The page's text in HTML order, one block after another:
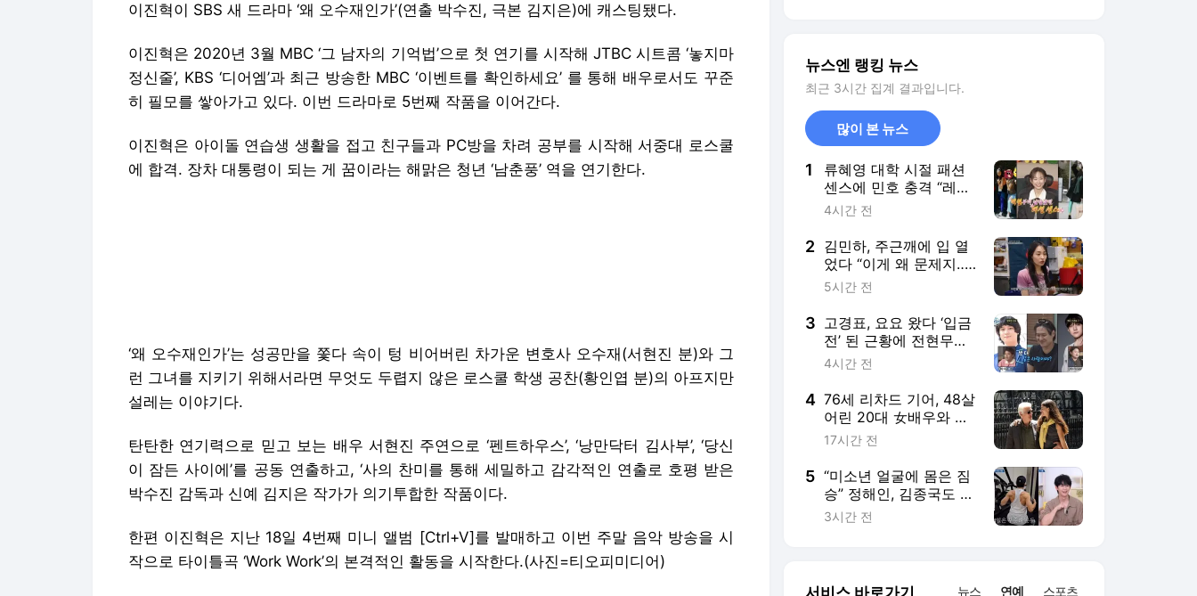
이진혁이 SBS 새 드라마 ‘왜 오수재인가’(연출 박수진, 극본 김지은)에 캐스팅됐다.
이진혁은 2020년 3월 MBC ‘그 남자의 기억법’으로 첫 연기를 시작해 JTBC 시트콤 ‘놓지마
정신줄’, KBS ‘디어엠’과 최근 방송한 MBC ‘이벤트를 확인하세요’ 를 통해 배우로서도 꾸준
히 필모를 쌓아가고 있다. 이번 드라마로 5번째 작품을 이어간다.
이진혁은 아이돌 연습생 생활을 접고 친구들과 PC방을 차려 공부를 시작해 서중대 로스쿨
에 합격. 장차 대통령이 되는 게 꿈이라는 해맑은 청년 ‘남춘풍’ 역을 연기한다.
‘왜 오수재인가’는 성공만을 쫓다 속이 텅 비어버린 차가운 변호사 오수재(서현진 분)와 그
런 그녀를 지키기 위해서라면 무엇도 두렵지 않은 로스쿨 학생 공찬(황인엽 분)의 아프지만
설레는 이야기다.
탄탄한 연기력으로 믿고 보는 배우 서현진 주연으로 ‘펜트하우스’, ‘낭만닥터 김사부’, ‘당신
이 잠든 사이에’를 공동 연출하고, ‘사의 찬미를 통해 세밀하고 감각적인 연출로 호평 받은
박수진 감독과 신예 김지은 작가가 의기투합한 작품이다.
한편 이진혁은 지난 18일 4번째 미니 앨범 [Ctrl+V]를 발매하고 이번 주말 음악 방송을 시
작으로 타이틀곡 ‘Work Work’의 본격적인 활동을 시작한다.(사진=티오피미디어)
뉴스엔 랭킹 뉴스
최근 3시간 집계 결과입니다.
많이 본 뉴스
1
류혜영 대학 시절 패션
센스에 민호 충격 “레몬
색 레깅스에 다리 없는
4시간 전
2 김민하, 주근깨에 입 열
었다 “이게 왜 문제지‥
난 거슬린 적 없어”(전현
5시간 전
3 고경표, 요요 왔다 ‘입금
전’ 된 근황에 전현무
“볼 때마다 달라져”(나
4시간 전
4 76세 리차드 기어, 48살
어린 20대 女배우와 로
맨스‥허리 감싼 손 포착
17시간 전
5 “미소년 얼굴에 몸은 짐
승” 정해인, 김종국도 놀
란 등 근육+전완근(옥문
3시간 전
서비스 바로가기 뉴스 연예 스포츠